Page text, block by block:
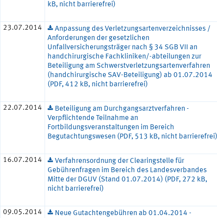
kB, nicht barrierefrei)
23.07.2014
Anpassung des Verletzungsartenverzeichnisses /
Anforderungen der gesetzlichen
Unfallversicherungsträger nach § 34 SGB VII an
handchirurgische Fachkliniken/-abteilungen zur
Beteiligung am Schwerstverletzungsartenverfahren
(handchirurgische SAV-Beteiligung) ab 01.07.2014
(PDF, 412 kB, nicht barrierefrei)
22.07.2014
Beteiligung am Durchgangsarztverfahren -
Verpflichtende Teilnahme an
Fortbildungsveranstaltungen im Bereich
Begutachtungswesen (PDF, 513 kB, nicht barrierefrei)
16.07.2014
Verfahrensordnung der Clearingstelle für
Gebührenfragen im Bereich des Landesverbandes
Mitte der DGUV (Stand 01.07.2014) (PDF, 272 kB,
nicht barrierefrei)
09.05.2014
Neue Gutachtengebühren ab 01.04.2014 -